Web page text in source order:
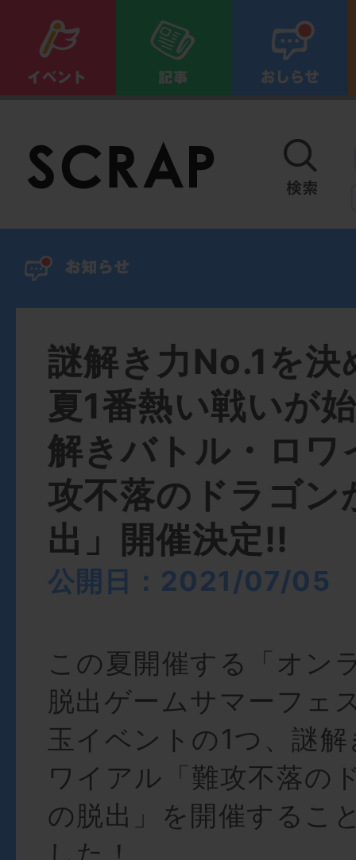
謎解き力No.1を決
夏1番熱い戦いが
解きバトル・ロワ
攻不落のドラゴン
出」開催決定!!
公開日：2021/07/05
この夏開催する「オン
脱出ゲームサマーフェ
玉イベントの1つ、謎
ワイアル「難攻不落の
の脱出」を開催するこ
した！